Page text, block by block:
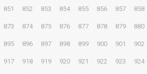
851 852 853 854 855 856 857 858
873 874 875 876 877 878 879 880
895 896 897 898 899 900 901 902
917 918 919 920 921 922 923 924